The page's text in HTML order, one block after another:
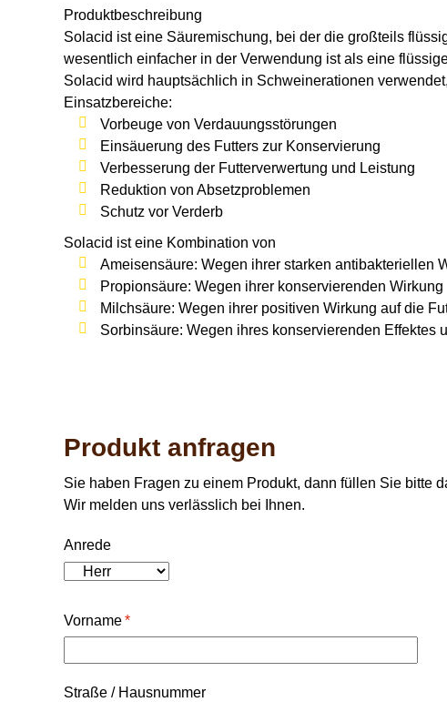
Produkt­beschreibung
Solacid ist eine Säuremischung, bei der die großteils
wesentlich einfacher in der Verwendung ist als eine
Solacid wird hauptsächlich in Schweinerationen
Einsatzbereiche:
Vorbeuge von Verdauungsstörungen
Einsäuerung des Futters zur Konservierung
Verbesserung der Futterverwertung und Leistung
Reduktion von Absetzproblemen
Schutz vor Verderb
Solacid ist eine Kombination von
Ameisensäure: Wegen ihrer starken antibakteriellen
Propionsäure: Wegen ihrer konservierenden Wirkung
Milchsäure: Wegen ihrer positiven Wirkung auf die
Sorbinsäure: Wegen ihres konservierenden Effektes
Produkt anfragen
Sie haben Fragen zu einem Produkt, dann füllen Sie bitte
Wir melden uns verlässlich bei Ihnen.
Anrede
Vorname*
Straße / Hausnummer